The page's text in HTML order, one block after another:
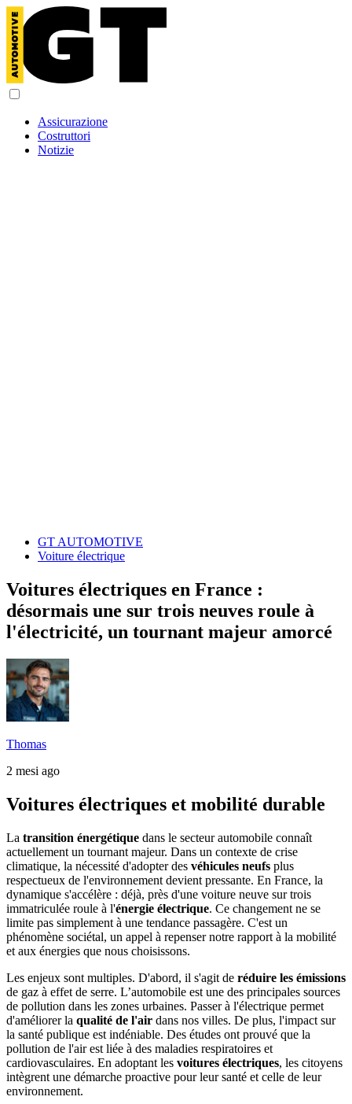
Assicurazione
Costruttori
Notizie
GT AUTOMOTIVE
Voiture électrique
Voitures électriques en France :
désormais une sur trois neuves roule à
l'électricité, un tournant majeur amorcé
Thomas
2 mesi ago
Voitures électriques et mobilité durable
La transition énergétique dans le secteur automobile connaît
actuellement un tournant majeur. Dans un contexte de crise
climatique, la nécessité d'adopter des véhicules neufs plus
respectueux de l'environnement devient pressante. En France, la
dynamique s'accélère : déjà, près d'une voiture neuve sur trois
immatriculée roule à l'énergie électrique. Ce changement ne se
limite pas simplement à une tendance passagère. C'est un
phénomène sociétal, un appel à repenser notre rapport à la mobilité
et aux énergies que nous choisissons.
Les enjeux sont multiples. D'abord, il s'agit de réduire les émissions
de gaz à effet de serre. L’automobile est une des principales sources
de pollution dans les zones urbaines. Passer à l'électrique permet
d'améliorer la qualité de l'air dans nos villes. De plus, l'impact sur
la santé publique est indéniable. Des études ont prouvé que la
pollution de l'air est liée à des maladies respiratoires et
cardiovasculaires. En adoptant les voitures électriques, les citoyens
intègrent une démarche proactive pour leur santé et celle de leur
environnement.